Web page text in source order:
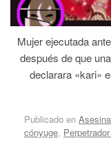
Mujer ejecutada
después de que
declarara «kari»
Publicado en
cónyuge,